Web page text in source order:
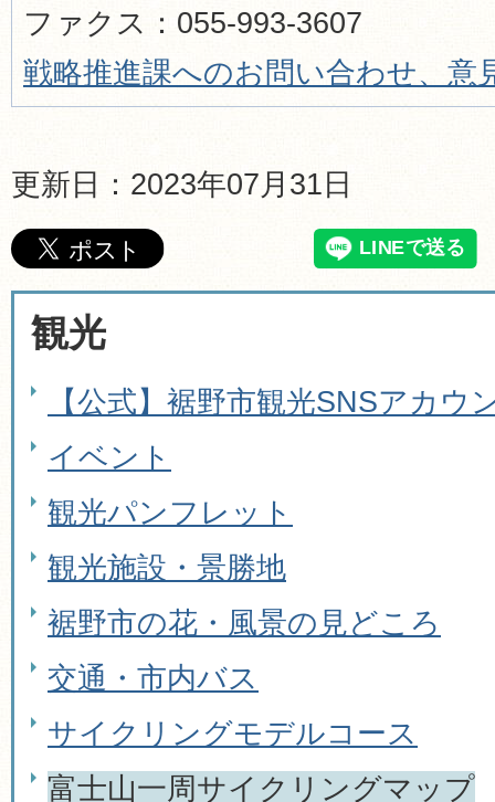
ファクス：055-993-3607
戦略推進課へのお問い合わせ、意
更新日：2023年07月31日
観光
【公式】裾野市観光SNSアカウ
イベント
観光パンフレット
観光施設・景勝地
裾野市の花・風景の見どころ
交通・市内バス
サイクリングモデルコース
富士山一周サイクリングマップ